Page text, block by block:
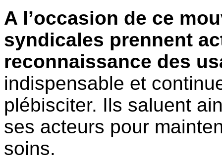
A l’occasion de ce
syndicales prennent
reconnaissance des
indispensable et
plébisciter. Ils saluent
ses acteurs pour
soins.